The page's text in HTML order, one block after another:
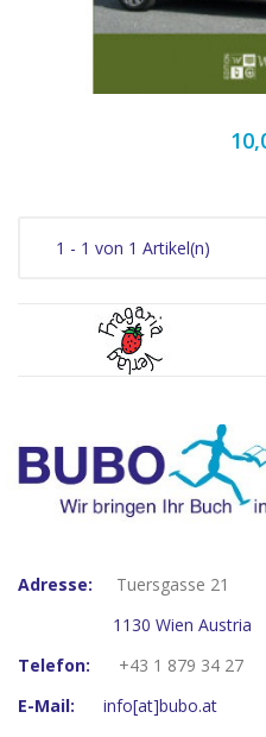
1 - 1 von 1 Artikel(n)
Adresse:
Tuersgasse 21
1130 Wien Austria
Telefon:
+43 1 879 34 27
E-Mail:
info[at]bubo.at